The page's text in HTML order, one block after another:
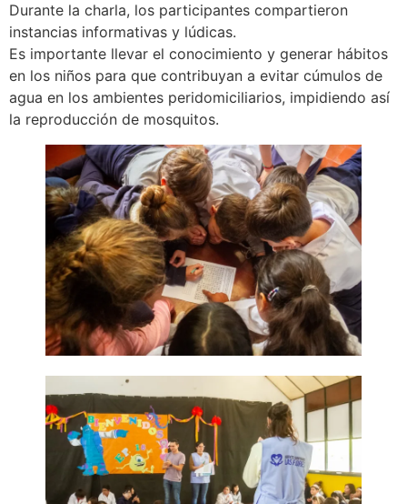
Durante la charla, los participantes compartieron
instancias informativas y lúdicas.
Es importante llevar el conocimiento y generar hábitos
en los niños para que contribuyan a evitar cúmulos de
agua en los ambientes peridomiciliarios, impidiendo así
la reproducción de mosquitos.